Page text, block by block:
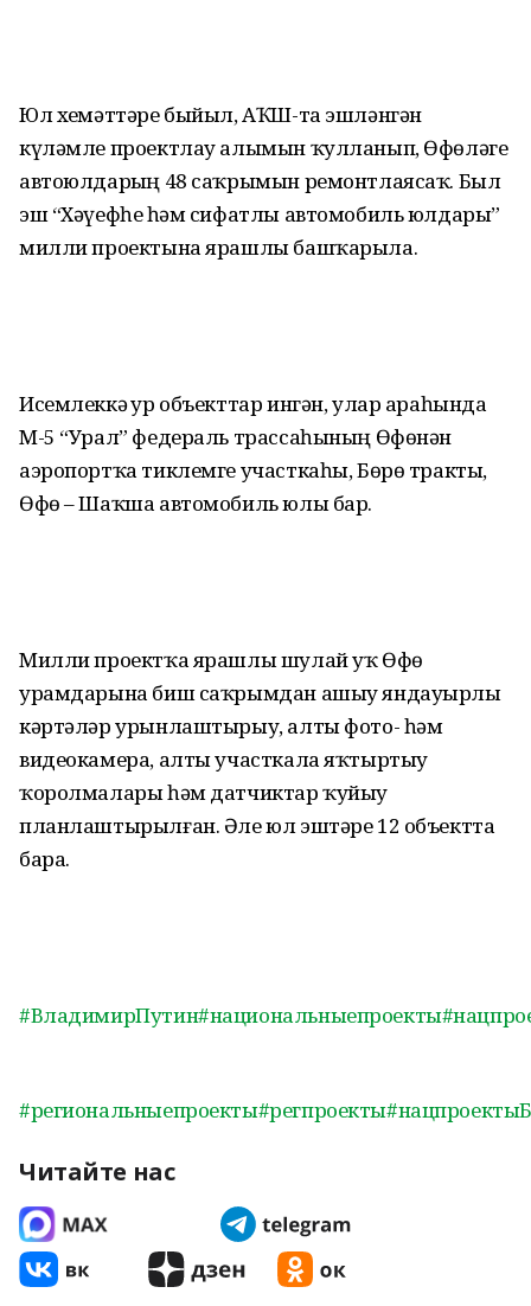
Юл хеҙмәттәре быйыл, АҠШ-та эшләнгән
күләмле проектлау алымын ҡулланып, Өфөләге
автоюлдарҙың 48 саҡрымын ремонтлаясаҡ. Был
эш “Хәүефһеҙ һәм сифатлы автомобиль юлдары”
милли проектына ярашлы башҡарыла.
Исемлеккә ҙур объекттар ингән, улар араһында
М-5 “Урал” федераль трассаһының Өфөнән
аэропортҡа тиклемге участкаһы, Бөрө тракты,
Өфө – Шаҡша автомобиль юлы бар.
Милли проектҡа ярашлы шулай уҡ Өфө
урамдарына биш саҡрымдан ашыу яндауырлы
кәртәләр урынлаштырыу, алты фото- һәм
видеокамера, алты участкала яҡтыртыу
ҡоролмалары һәм датчиктар ҡуйыу
планлаштырылған. Әле юл эштәре 12 объектта
бара.
#ВладимирПутин#национальныепроекты
#региональныепроекты#регпроекты
Читайте нас